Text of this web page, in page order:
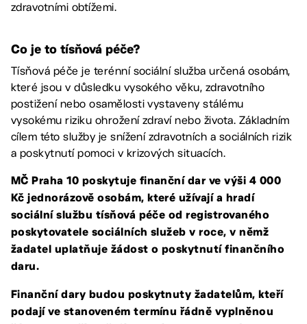
zdravotními obtížemi.
Co je to tísňová péče?
Tísňová péče je terénní sociální služba určená osobám,
které jsou v důsledku vysokého věku, zdravotního
postižení nebo osamělosti vystaveny stálému
vysokému riziku ohrožení zdraví nebo života. Základním
cílem této služby je snížení zdravotních a sociálních rizik
a poskytnutí pomoci v krizových situacích.
MČ Praha 10 poskytuje finanční dar ve výši 4 000
Kč jednorázově osobám, které užívají a hradí
sociální službu tísňová péče od registrovaného
poskytovatele sociálních služeb v roce, v němž
žadatel uplatňuje žádost o poskytnutí finančního
daru.
Finanční dary budou poskytnuty žadatelům, kteří
podají ve stanoveném termínu řádně vyplněnou